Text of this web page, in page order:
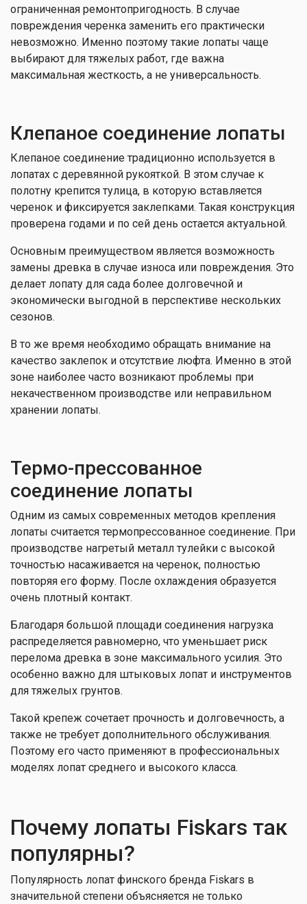
ограниченная ремонтопригодность. В случае
повреждения черенка заменить его практически
невозможно. Именно поэтому такие лопаты чаще
выбирают для тяжелых работ, где важна
максимальная жесткость, а не универсальность.
Клепаное соединение лопаты
Клепаное соединение традиционно используется в
лопатах с деревянной рукояткой. В этом случае к
полотну крепится тулица, в которую вставляется
черенок и фиксируется заклепками. Такая конструкция
проверена годами и по сей день остается актуальной.
Основным преимуществом является возможность
замены древка в случае износа или повреждения. Это
делает лопату для сада более долговечной и
экономически выгодной в перспективе нескольких
сезонов.
В то же время необходимо обращать внимание на
качество заклепок и отсутствие люфта. Именно в этой
зоне наиболее часто возникают проблемы при
некачественном производстве или неправильном
хранении лопаты.
Термо-прессованное
соединение лопаты
Одним из самых современных методов крепления
лопаты считается термопрессованное соединение. При
производстве нагретый металл тулейки с высокой
точностью насаживается на черенок, полностью
повторяя его форму. После охлаждения образуется
очень плотный контакт.
Благодаря большой площади соединения нагрузка
распределяется равномерно, что уменьшает риск
перелома древка в зоне максимального усилия. Это
особенно важно для штыковых лопат и инструментов
для тяжелых грунтов.
Такой крепеж сочетает прочность и долговечность, а
также не требует дополнительного обслуживания.
Поэтому его часто применяют в профессиональных
моделях лопат среднего и высокого класса.
Почему лопаты Fiskars так
популярны?
Популярность лопат финского бренда Fiskars в
значительной степени объясняется не только